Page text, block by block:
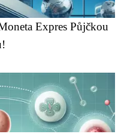
Expres Půjčkou